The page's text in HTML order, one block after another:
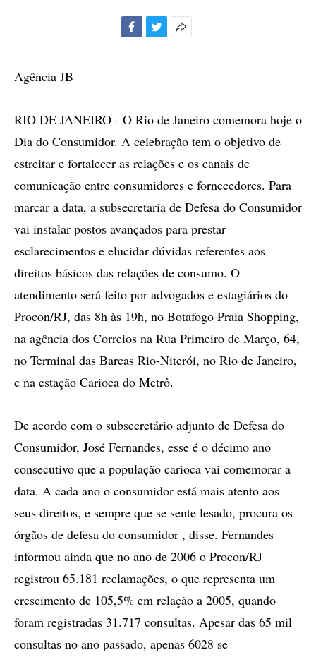
Agência JB
RIO DE JANEIRO - O Rio de Janeiro comemora hoje o
Dia do Consumidor. A celebração tem o objetivo de
estreitar e fortalecer as relações e os canais de
comunicação entre consumidores e fornecedores. Para
marcar a data, a subsecretaria de Defesa do Consumidor
vai instalar postos avançados para prestar
esclarecimentos e elucidar dúvidas referentes aos
direitos básicos das relações de consumo. O
atendimento será feito por advogados e estagiários do
Procon/RJ, das 8h às 19h, no Botafogo Praia Shopping,
na agência dos Correios na Rua Primeiro de Março, 64,
no Terminal das Barcas Rio-Niterói, no Rio de Janeiro,
e na estação Carioca do Metrô.
De acordo com o subsecretário adjunto de Defesa do
Consumidor, José Fernandes, esse é o décimo ano
consecutivo que a população carioca vai comemorar a
data. A cada ano o consumidor está mais atento aos
seus direitos, e sempre que se sente lesado, procura os
órgãos de defesa do consumidor , disse. Fernandes
informou ainda que no ano de 2006 o Procon/RJ
registrou 65.181 reclamações, o que representa um
crescimento de 105,5% em relação a 2005, quando
foram registradas 31.717 consultas. Apesar das 65 mil
consultas no ano passado, apenas 6028 se